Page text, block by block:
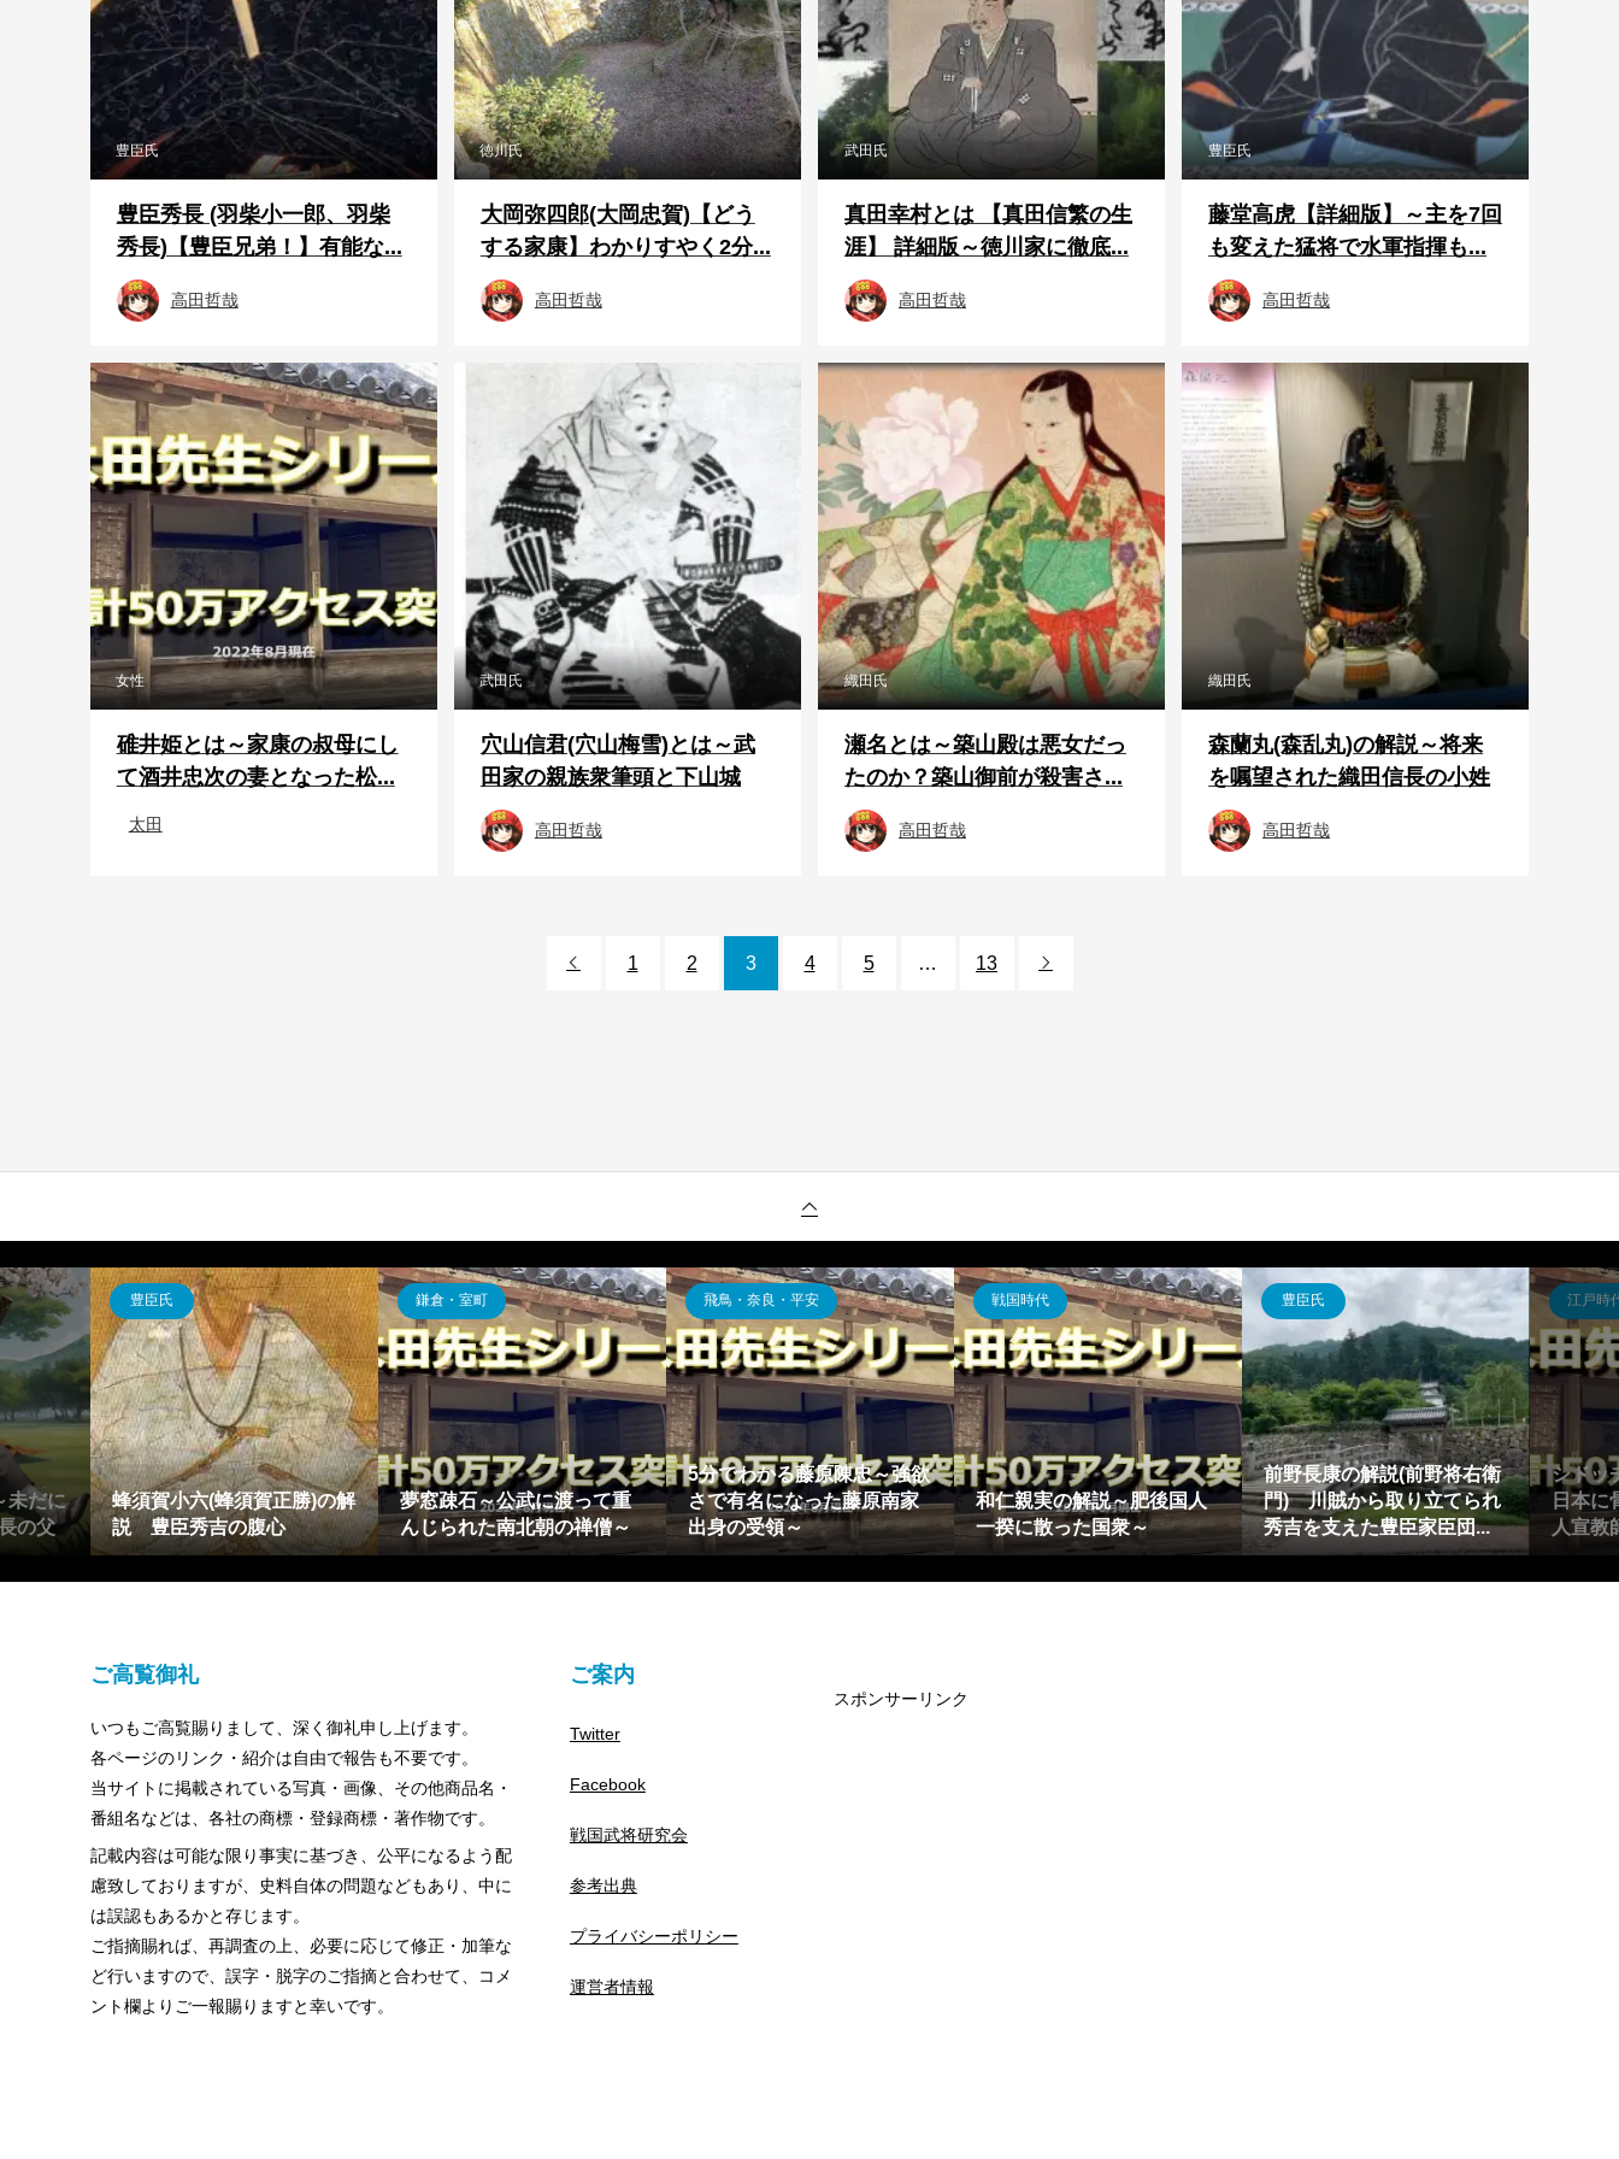
豊臣氏
豊臣秀長 (羽柴小一郎、羽柴
秀長)【豊臣兄弟！】有能な...
高田哲哉
徳川氏
大岡弥四郎(大岡忠賀)【どう
する家康】わかりすやく2分...
高田哲哉
武田氏
真田幸村とは 【真田信繁の生
涯】 詳細版～徳川家に徹底...
高田哲哉
豊臣氏
藤堂高虎【詳細版】～主を7回
も変えた猛将で水軍指揮も...
高田哲哉
女性
碓井姫とは～家康の叔母にし
て酒井忠次の妻となった松...
太田
武田氏
穴山信君(穴山梅雪)とは～武
田家の親族衆筆頭と下山城
高田哲哉
織田氏
瀬名とは～築山殿は悪女だっ
たのか？築山御前が殺害さ...
高田哲哉
織田氏
森蘭丸(森乱丸)の解説～将来
を嘱望された織田信長の小姓
高田哲哉
 1 2 3 4 5 … 13 
未だに
の父
豊臣氏
蜂須賀小六(蜂須賀正勝)の解
説 豊臣秀吉の腹心
鎌倉・室町
夢窓疎石～公武に渡って重
んじられた南北朝の禅僧～
飛鳥・奈良・平安
5分でわかる藤原陳忠～強欲
さで有名になった藤原南家
出身の受領～
戦国時代
和仁親実の解説～肥後国人
一揆に散った国衆～
豊臣氏
前野長康の解説(前野将右衛
門) 川賊から取り立てられ
秀吉を支えた豊臣家臣団...
江戸時
シドッ
日本に
人宣教
ご高覧御礼
いつもご高覧賜りまして、深く御礼申し上げます。
各ページのリンク・紹介は自由で報告も不要です。
当サイトに掲載されている写真・画像、その他商品名・
番組名などは、各社の商標・登録商標・著作物です。
記載内容は可能な限り事実に基づき、公平になるよう配
慮致しておりますが、史料自体の問題などもあり、中に
は誤認もあるかと存じます。
ご指摘賜れば、再調査の上、必要に応じて修正・加筆な
ど行いますので、誤字・脱字のご指摘と合わせて、コメ
ント欄よりご一報賜りますと幸いです。
ご案内
Twitter
Facebook
戦国武将研究会
参考出典
プライバシーポリシー
運営者情報
スポンサーリンク